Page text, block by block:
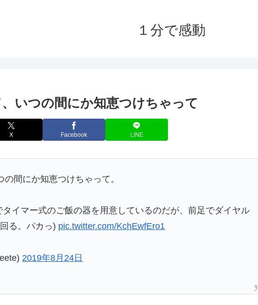
１分で感動
いつの間にか知恵つけちゃって
X Facebook LINE
間にか知恵つけちゃって。
イマー式のご飯の器を用意しているのだが、前足でダイヤル
る。パカっ) pic.twitter.com/KchEwfEro1
2019年8月24日